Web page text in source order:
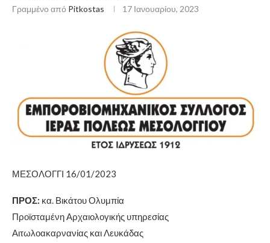
Γραμμένο από Pitkostas 17 Ιανουαρίου, 2023
ΜΕΣΟΛΟΓΓΙ 16/01/2023
ΠΡΟΣ: κα. Βικάτου Ολυμπία
Προϊσταμένη Αρχαιολογικής υπηρεσίας
Αιτωλοακαρνανίας και Λευκάδας